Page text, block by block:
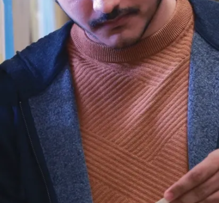
Poursuivez
votre
lecture
Nouvelles
L’Université
Laurentienne
lance une
nouvelle série
de projets
annuels
appuyés par le
Fonds
d’innovat...
L’Université
Laurentienne est
heureuse
d’annoncer les